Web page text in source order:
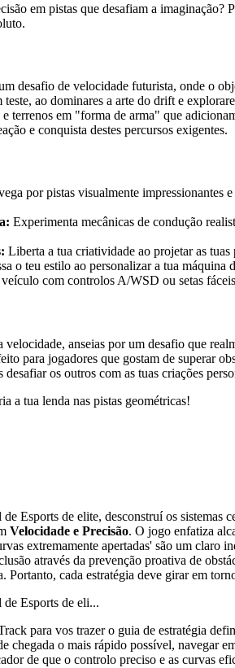
em pistas que desafiam a
desafio de velocidade futurista, onde o
ao dominares a arte do drift e
terrenos em "forma de arma" que
e conquista destes percursos exigentes.
por pistas visualmente impressionantes
Experimenta mecânicas de condução
Liberta a tua criatividade ao projetar as
o teu estilo ao personalizar a tua máquina
com controlos A/WSD ou setas
anseias por um desafio que
para jogadores que gostam de superar
os outros com as tuas criações
a tua lenda nas pistas geométricas!
Esports de elite, desconstruí os
Velocidade e Precisão. O jogo enfatiza
extremamente apertadas' são um
através da prevenção proativa de
cada estratégia deve girar em
Esports de eli...
para vos trazer o guia de estratégia
chegada o mais rápido possível, navegar
de que o controlo preciso e as curvas